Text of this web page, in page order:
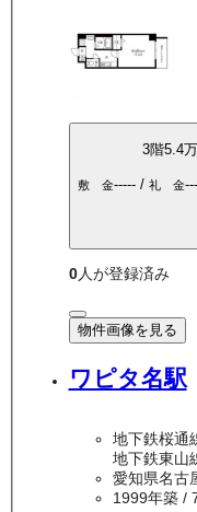
3階5.4万
敷 金-----/ 礼 金
0人が登録済み
物件画像を見る
ワピタ名駅
地下鉄桜通
地下鉄東山
愛知県名古
1999年築/